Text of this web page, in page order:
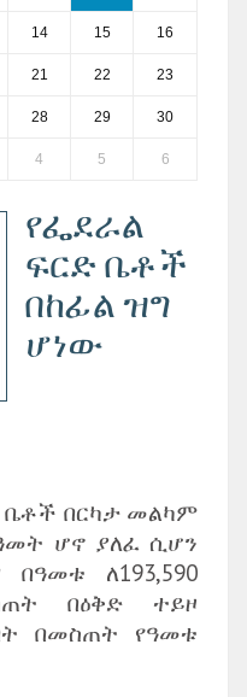
14 15 16
21 22 23
28 29 30
4 5 6
የፌደራል
ፍርድ ቤቶች
በከፊል ዝግ
ሆነው
ቤቶች በርካታ መልካም
ሆኖ ያለፈ ሲሆን
ለ193,590
በዕቅድ ተይዞ
በመስጠት የዓመቱ